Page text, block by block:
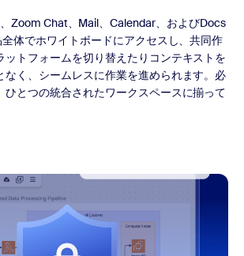
Zoom Chat、Mail、Calendar、およびDocs
体でホワイトボードにアクセスし、共同作
ットフォームを切り替えたりコンテキストを
なく、シームレスに作業を進められます。必
ひとつの統合されたワークスペースに揃って